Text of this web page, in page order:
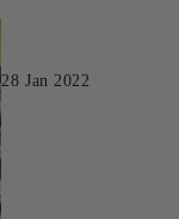
28 Jan 2022